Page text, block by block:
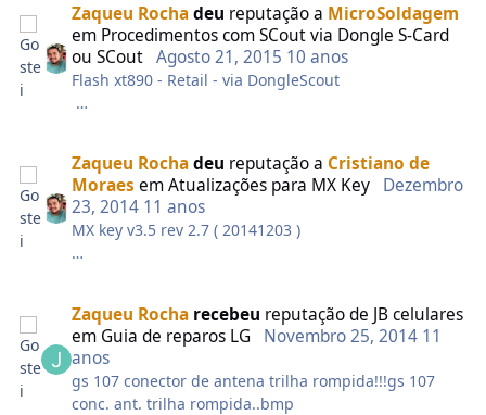
Zaqueu Rochadeu reputação a MicroSoldagem
em Procedimentos com SCout via Dongle S-Card
ou SCout Agosto 21, 2015 10 anos
Flash xt890 - Retail - via DongleScout
Zaqueu Rochadeu reputação a Cristiano de
Moraes emAtualizações para MX Key
Dezembro
23, 2014 11 anos
MX key v3.5 rev 2.7 ( 20141203 )
Módulo NOKIA atualizado para versão 2.7
Melhorias e diminuição de bugfix
mobileEx_setup_v3.5_rev2.7(20141203).rar
Zaqueu Rocha recebeu reputação de JB celulares
em Guia de reparos LG Novembro 25, 2014 11
anos
gs 107 conector de antena trilha rompida!!!gs 107
conc. ant. trilha rompida..bmp